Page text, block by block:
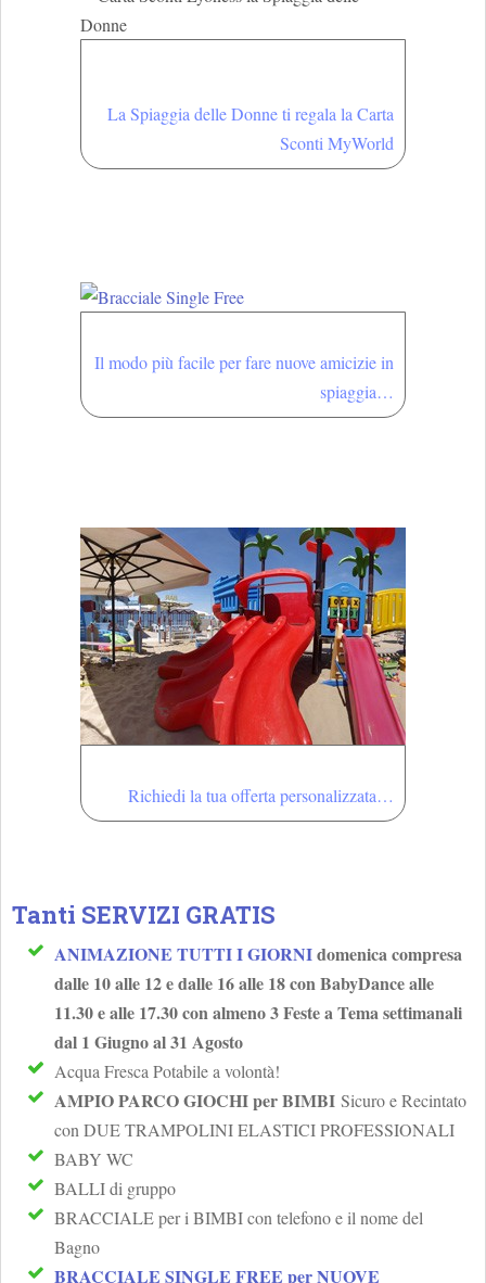
La Spiaggia delle Donne ti regala la Carta
Sconti MyWorld
Il modo più facile per fare nuove amicizie in
spiaggia…
Richiedi la tua offerta personalizzata…
Tanti SERVIZI GRATIS
ANIMAZIONE TUTTI I GIORNIdomenica compresa
dalle 10 alle 12 e dalle 16 alle 18 con BabyDance alle
11.30 e alle 17.30 con almeno 3 Feste a Tema settimanali
dal 1 Giugno al 31 Agosto
Acqua Fresca Potabile a volontà!
AMPIO PARCO GIOCHI per BIMBISicuro e Recintato
con DUE TRAMPOLINI ELASTICI PROFESSIONALI
BABY WC
BALLI di gruppo
BRACCIALE per i BIMBI con telefono e il nome del
Bagno
BRACCIALE SINGLE FREE per NUOVE